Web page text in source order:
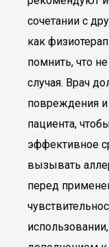
сочетании с
как
помнить, что
случая. Врач
повреждения
пациента,
эффективное
вызывать
перед